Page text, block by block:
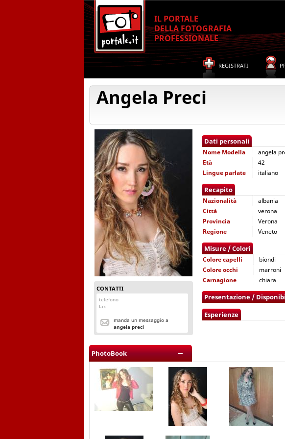
IL PORTALE
DELLA FOTOGRAFIA
PROFESSIONALE
REGISTRATI
Angela Preci
CONTATTI
telefono
fax
manda un messaggio a
angela preci
Dati personali
Nome Modella
angela
Età
42
Lingue parlate
italiano
Recapito
Nazionalità
albania
Città
verona
Provincia
Verona
Regione
Veneto
Misure / Colori
Colore capelli biondi
Colore occhi
marroni
Carnagione
chiara
Presentazione /
Esperienze
PhotoBook